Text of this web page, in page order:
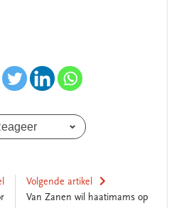
Volgende artikel
Van Zanen wil haatimams op